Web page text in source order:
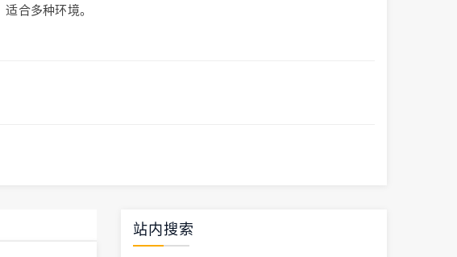
合多种环境。
站内搜索